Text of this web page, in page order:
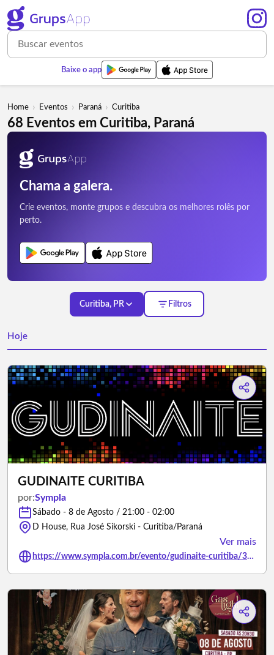
Baixe o app
Home › Eventos › Paraná › Curitiba
68 Eventos em Curitiba, Paraná
Chama a galera.
Crie eventos, monte grupos e descubra os melhores rolês por
perto.
Curitiba, PR Filtros
Hoje
GUDINAITE CURITIBA
por:Sympla
Sábado - 8 de Agosto / 21:00 - 02:00
D House, Rua José Sikorski - Curitiba/Paraná
Ver mais
https://www.sympla.com.br/evento/gudinaite-curitiba/3467958